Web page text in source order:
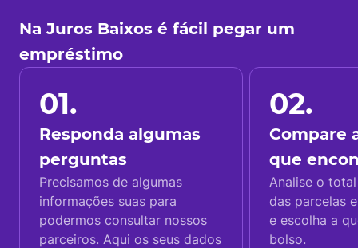
Na Juros Baixos é fácil pegar um
empréstimo
01.
Responda algumas
perguntas
Precisamos de algumas
informações suas para
podermos consultar nossos
parceiros. Aqui os seus dados
02.
Compare
que
Analise o
das parcelas
e escolha a
bolso.